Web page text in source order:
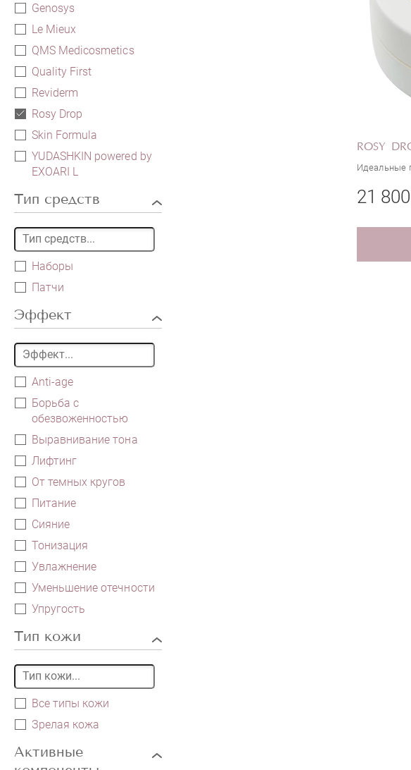
Genosys
Le Mieux
QMS Medicosmetics
Quality First
Reviderm
Rosy Drop
Skin Formula
YUDASHKIN powered by
EXOARI L
Тип средств
Наборы
Патчи
Эффект
Anti-age
Борьба с
обезвоженностью
Выравнивание тона
Лифтинг
От темных кругов
Питание
Сияние
Тонизация
Увлажнение
Уменьшение отечности
Упругость
Тип кожи
Все типы кожи
Зрелая кожа
Активные
ROSY
Идеальные
21